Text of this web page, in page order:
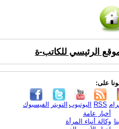
الرئيسي للكاتب-ة
على:
الفيسبوك التويتر اليوتيوب RSS
أخبار عامة
وكالة أنباء المرأة